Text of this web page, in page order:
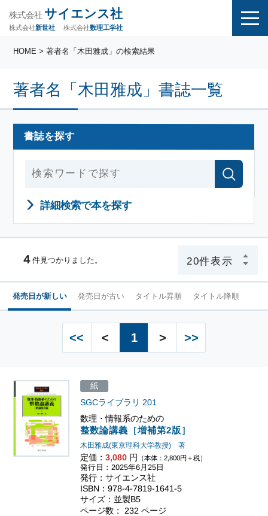
株式会社 サイエンス社
株式会社新世社 株式会社数理工学社
著者名「木田雅成」書誌一覧
HOME > 著者名「木田雅成」の検索結果
書誌を探す
詳細検索で本を探す
４ 件見つかりました。
発売日が新しい 発売日が古い タイトル昇順 タイトル降順
<< < 1 > >>
数理・情報系のための
整数論講義［増補第2版］
SGCライブラリ 201
木田雅成(東京理科大学教授) 著
定価：3,080 円 （本体：2,800円＋税）
紙
発行日：2025年6月25日
発行：サイエンス社
ISBN：978-4-7819-1641-5
サイズ：並製B5
ページ数： 232 ページ